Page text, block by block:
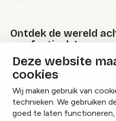
Deze website
cookies
Wij maken gebruik van
technieken. We gebruiken
goed te laten
Ontdek de wereld
van festivals!
Lees onze